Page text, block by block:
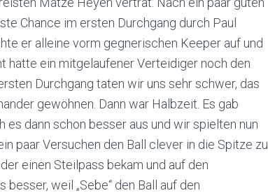
Chance im ersten Durchgang durch Paul
er alleine vorm gegnerischen Keeper auf und
hatte ein mitgelaufener Verteidiger noch den
Durchgang taten wir uns sehr schwer, das
gewöhnen. Dann war Halbzeit. Es gab
es dann schon besser aus und wir spielten nun
paar Versuchen den Ball clever in die Spitze zu
einen Steilpass bekam und auf den
weil „Sebe“ den Ball auf den